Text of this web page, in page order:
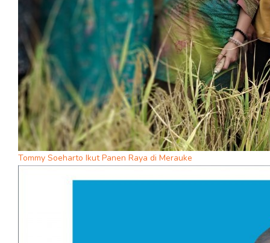
Tommy Soeharto Ikut Panen Raya di Merauke